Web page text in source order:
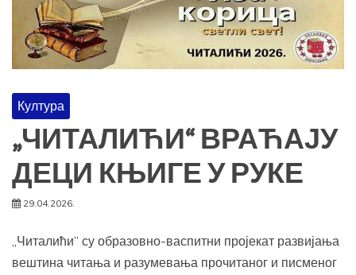
Култура
„ЧИТАЛИЋИ“ ВРАЋАЈУ
ДЕЦИ КЊИГЕ У РУКЕ
29.04.2026.
„Читалићи” су образовно-васпитни пројекат развијања
вештина читања и разумевања прочитаног и писменог